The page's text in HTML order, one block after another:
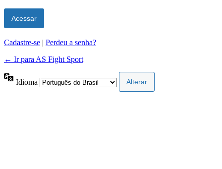
Cadastre-se | Perdeu a senha?
← Ir para AS Fight Sport
Idioma